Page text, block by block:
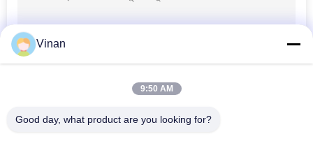
ব্লুটুথ স্মার্ট চশমা
Vinan
9:50 AM
Good day, what product are you looking for?